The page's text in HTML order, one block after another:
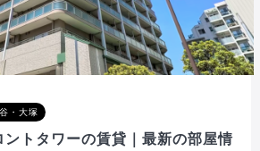
・大塚
ントタワーの賃貸｜最新の部屋情